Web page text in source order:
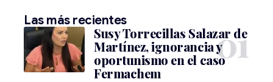
Las más recientes
Susy Torrecillas Salazar de
Martínez, ignorancia y
oportunismo en el caso
Fermachem